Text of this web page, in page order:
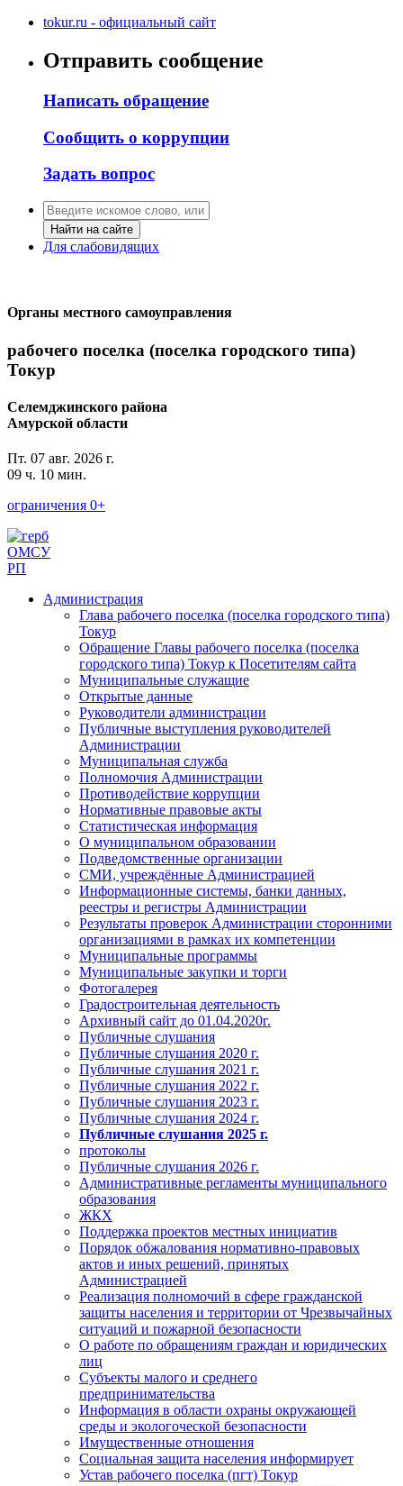
tokur.ru - официальный сайт
Отправить сообщение
Написать обращение
Сообщить о коррупции
Задать вопрос
Найти на сайте
Для слабовидящих
Органы местного самоуправления
рабочего поселка (поселка городского типа)
Токур
Селемджинского района
Амурской области
Пт. 07 авг. 2026 г.
09 ч. 10 мин.
ограничения 0+
ОМСУ
РП
Администрация
Глава рабочего поселка (поселка городского типа)
Токур
Обращение Главы рабочего поселка (поселка
городского типа) Токур к Посетителям сайта
Муниципальные служащие
Открытые данные
Руководители администрации
Публичные выступления руководителей
Администрации
Муниципальная служба
Полномочия Администрации
Противодействие коррупции
Нормативные правовые акты
Статистическая информация
О муниципальном образовании
Подведомственные организации
СМИ, учреждённые Администрацией
Информационные системы, банки данных,
реестры и регистры Администрации
Результаты проверок Администрации сторонними
организациями в рамках их компетенции
Муниципальные программы
Муниципальные закупки и торги
Фотогалерея
Градостроительная деятельность
Архивный сайт до 01.04.2020г.
Публичные слушания
Публичные слушания 2020 г.
Публичные слушания 2021 г.
Публичные слушания 2022 г.
Публичные слушания 2023 г.
Публичные слушания 2024 г.
Публичные слушания 2025 г.
протоколы
Публичные слушания 2026 г.
Административные регламенты муниципального
образования
ЖКХ
Поддержка проектов местных инициатив
Порядок обжалования нормативно-правовых
актов и иных решений, принятых
Администрацией
Реализация полномочий в сфере гражданской
защиты населения и территории от Чрезвычайных
ситуаций и пожарной безопасности
О работе по обращениям граждан и юридических
лиц
Субъекты малого и среднего
предпринимательства
Информация в области охраны окружающей
среды и экологоческой безопасности
Имущественные отношения
Социальная защита населения информирует
Устав рабочего поселка (пгт) Токур